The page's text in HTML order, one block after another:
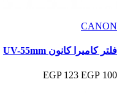
CANON
فلتر كاميرا كانون UV-55mm
100 EGP
123 EGP